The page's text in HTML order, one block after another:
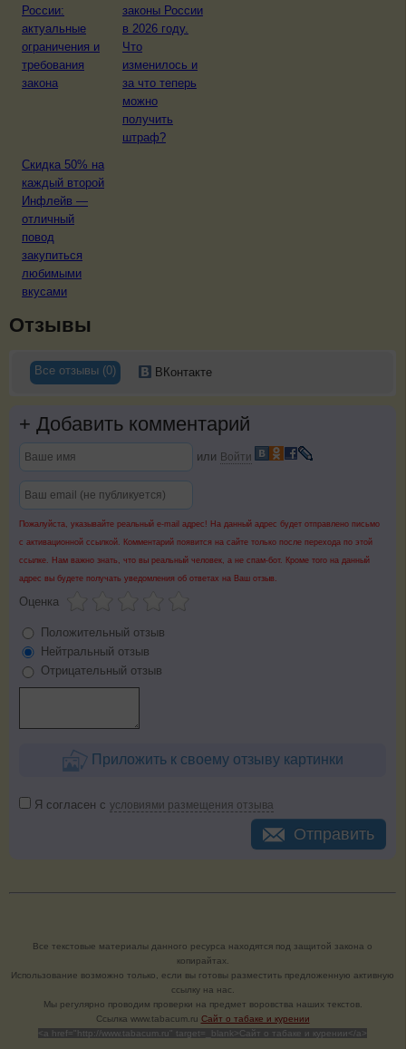
России:
актуальные
ограничения и
требования
закона
законы России
в 2026 году.
Что
изменилось и
за что теперь
можно
получить
штраф?
Скидка 50% на
каждый второй
Инфлейв —
отличный
повод
закупиться
любимыми
вкусами
Отзывы
Все отзывы (0) ВКонтакте
+ Добавить комментарий
или Войти
Пожалуйста, указывайте реальный e-mail адрес! На данный адрес будет отправлено письмо
с активационной ссылкой. Комментарий появится на сайте только после перехода по этой
ссылке. Нам важно знать, что вы реальный человек, а не спам-бот. Кроме того на данный
адрес вы будете получать уведомления об ответах на Ваш отзыв.
Оценка
Положительный отзыв
Нейтральный отзыв
Отрицательный отзыв
Приложить к своему отзыву картинки
Я согласен с условиями размещения отзыва
Отправить
Все текстовые материалы данного ресурса находятся под защитой закона о
копирайтах.
Использование возможно только, если вы готовы разместить предложенную активную
ссылку на нас.
Мы регулярно проводим проверки на предмет воровства наших текстов.
Cсылка www.tabacum.ru Сайт о табаке и курении
<a href="http://www.tabacum.ru" target=_blank>Сайт о табаке и курении</a>